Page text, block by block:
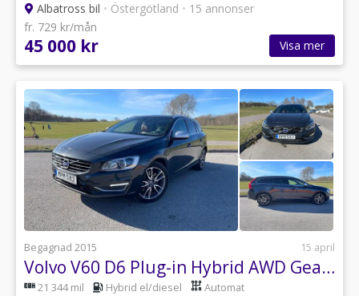
Albatross bil • Östergötland • 15 annonser
fr. 729 kr/mån
45 000 kr Visa mer
Begagnad 2015 15 april
Volvo V60 D6 Plug-in Hybrid AWD Geartronic Summum Euro 5
21 344 mil Hybrid el/diesel Automat